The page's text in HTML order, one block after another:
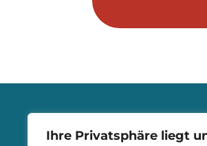
Ihre Privatsphäre liegt